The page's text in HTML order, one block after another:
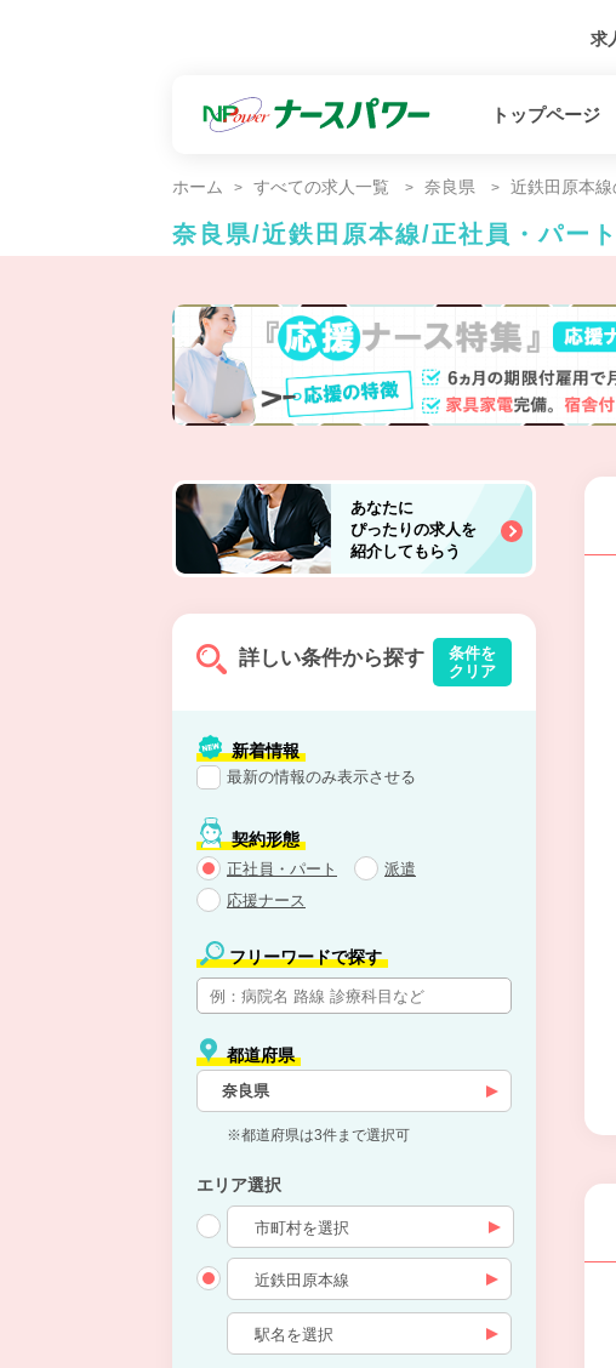
求
トップページ
ホーム すべての求人一覧 奈良県 近鉄田原本
奈良県/近鉄田原本線/正社員・パー
あなたに
ぴったりの求人を
紹介してもらう
詳しい条件から探す
条件を
クリア
新着情報
最新の情報のみ表示させる
契約形態
正社員・パート
派遣
応援ナース
フリーワードで探す
都道府県
奈良県
※都道府県は3件まで選択可
エリア選択